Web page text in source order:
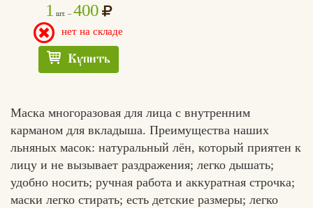
1 шт. – 400
нет на складе
Купить
Маска многоразовая для лица с внутренним
карманом для вкладыша. Преимущества наших
льняных масок: натуральный лён, который приятен к
лицу и не вызывает раздражения; легко дышать;
удобно носить; ручная работа и аккуратная строчка;
маски легко стирать; есть детские размеры; легко